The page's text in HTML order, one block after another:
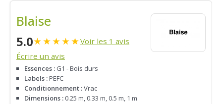
Blaise
5.0★★★★★Voir les 1 avis
Écrire un avis
Essences : G1 - Bois durs
Labels :PEFC
Conditionnement :Vrac
Dimensions : 0.25 m, 0.33 m, 0.5 m, 1 m